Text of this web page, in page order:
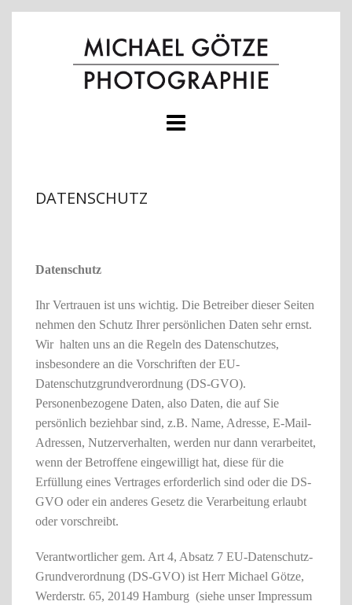
DATENSCHUTZ
Datenschutz
Ihr Vertrauen ist uns wichtig. Die Betreiber dieser Seiten
nehmen den Schutz Ihrer persönlichen Daten sehr ernst.
Wir halten uns an die Regeln des Datenschutzes,
insbesondere an die Vorschriften der EU-
Datenschutzgrundverordnung (DS-GVO).
Personenbezogene Daten, also Daten, die auf Sie
persönlich beziehbar sind, z.B. Name, Adresse, E-Mail-
Adressen, Nutzerverhalten, werden nur dann verarbeitet,
wenn der Betroffene eingewilligt hat, diese für die
Erfüllung eines Vertrages erforderlich sind oder die DS-
GVO oder ein anderes Gesetz die Verarbeitung erlaubt
oder vorschreibt.
Verantwortlicher gem. Art 4, Absatz 7 EU-Datenschutz-
Grundverordnung (DS-GVO) ist Herr Michael Götze,
Werderstr. 65, 20149 Hamburg (siehe unser Impressum